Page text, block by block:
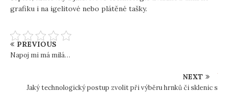
grafiku i na igelitové nebo plátěné tašky.
PREVIOUS
Napoj mi má milá…
NEXT
Jaký technologický postup zvolit při výběru hrnků či sklenic s